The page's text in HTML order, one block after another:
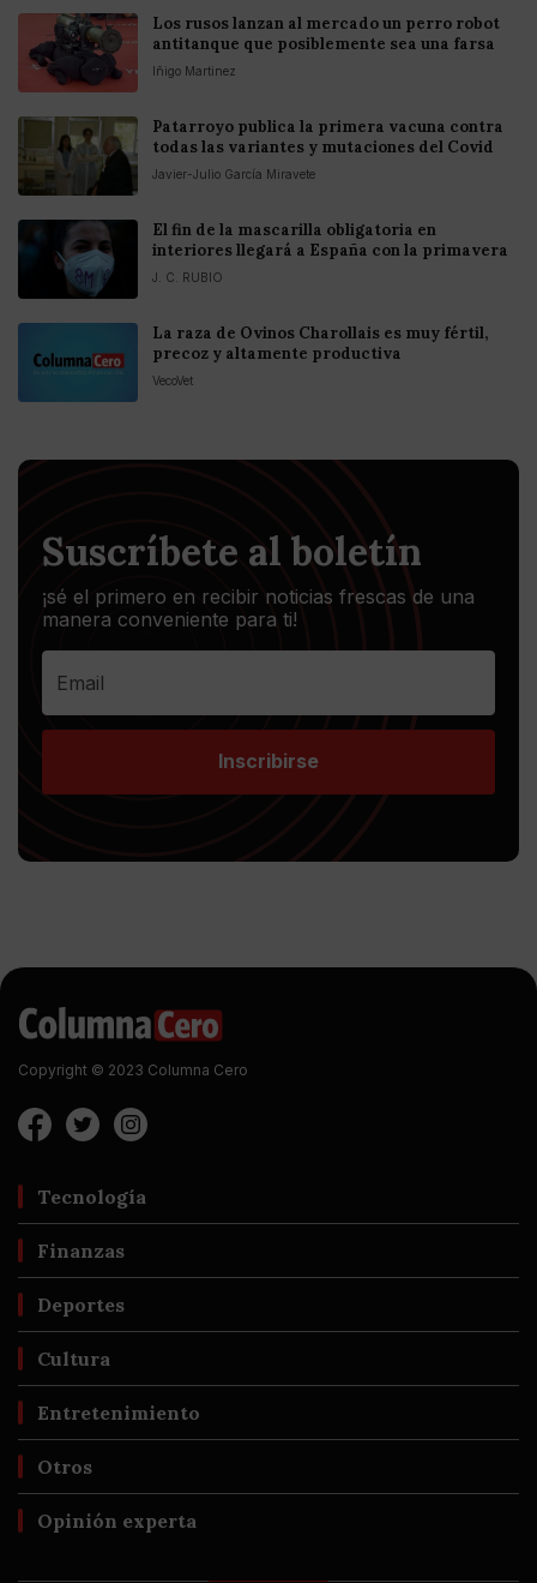
Los rusos lanzan al mercado un perro robot
antitanque que posiblemente sea una farsa
Iñigo Martinez
Patarroyo publica la primera vacuna contra
todas las variantes y mutaciones del Covid
Javier-Julio García Miravete
El fin de la mascarilla obligatoria en
interiores llegará a España con la primavera
J. C. RUBIO
La raza de Ovinos Charollais es muy fértil,
precoz y altamente productiva
VecoVet
Suscríbete al boletín
¡sé el primero en recibir noticias frescas de una
manera conveniente para ti!
Inscribirse
Copyright © 2023 Columna Cero
Tecnología
Finanzas
Deportes
Cultura
Entretenimiento
Otros
Opinión experta